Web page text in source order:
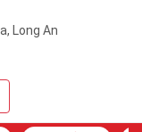
Long An